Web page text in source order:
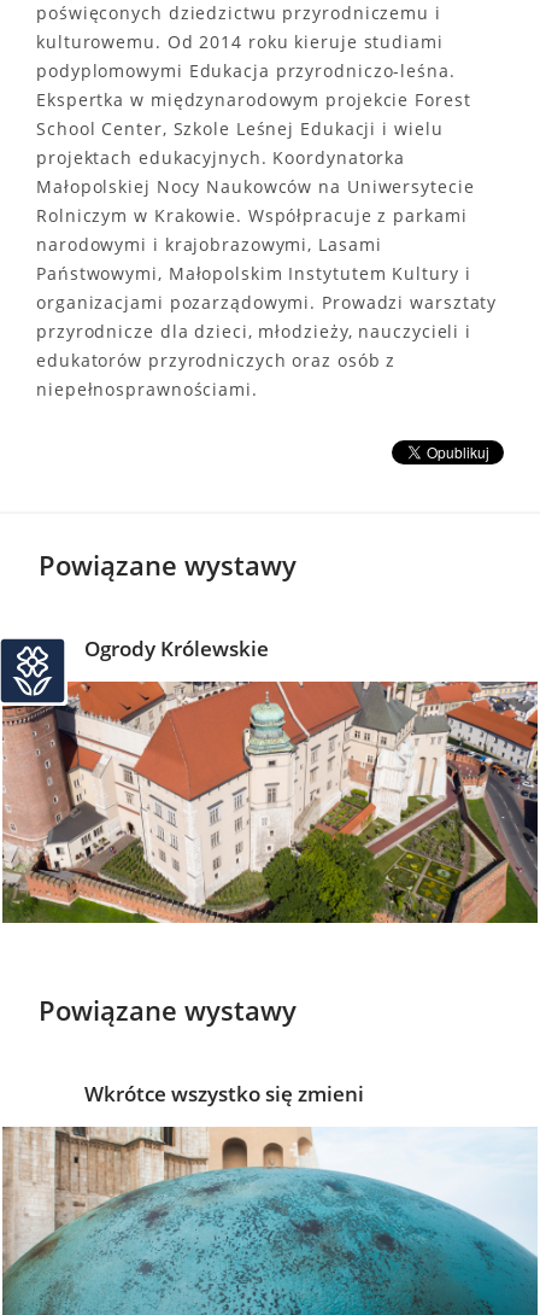
poświęconych dziedzictwu przyrodniczemu i
kulturowemu. Od 2014 roku kieruje studiami
podyplomowymi Edukacja przyrodniczo-leśna.
Ekspertka w międzynarodowym projekcie Forest
School Center, Szkole Leśnej Edukacji i wielu
projektach edukacyjnych. Koordynatorka
Małopolskiej Nocy Naukowców na Uniwersytecie
Rolniczym w Krakowie. Współpracuje z parkami
narodowymi i krajobrazowymi, Lasami
Państwowymi, Małopolskim Instytutem Kultury i
organizacjami pozarządowymi. Prowadzi warsztaty
przyrodnicze dla dzieci, młodzieży, nauczycieli i
edukatorów przyrodniczych oraz osób z
niepełnosprawnościami.
Powiązane wystawy
Ogrody Królewskie
Powiązane wystawy
Wkrótce wszystko się zmieni